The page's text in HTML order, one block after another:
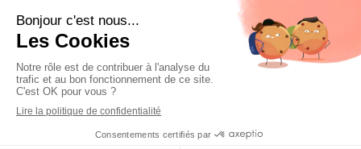
Contacter SCP DESBOS BAROU
©2019 SCP DESBOS BAROU - Cabinet d'avocats à Lyon
Mentions légales